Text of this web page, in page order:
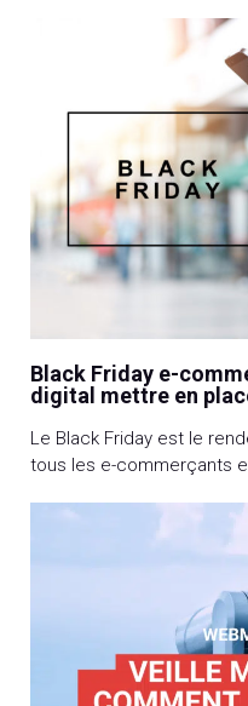
transformer votre
rapidement identifiable,
votre crédibilité.
se fixer des objectifs,
Black Friday e-
digital mettre en
Le Black Friday est le
tous les e-commerçants
de Thanksgiving) permet
stocks et d’augmenter
de bénéficier de belles
(Réponse en bas de